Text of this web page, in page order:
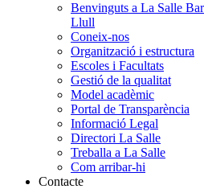
Benvinguts a La Salle
Llull
Coneix-nos
Organització i estructura
Escoles i Facultats
Gestió de la qualitat
Model acadèmic
Portal de Transparència
Informació Legal
Directori La Salle
Treballa a La Salle
Com arribar-hi
Contacte